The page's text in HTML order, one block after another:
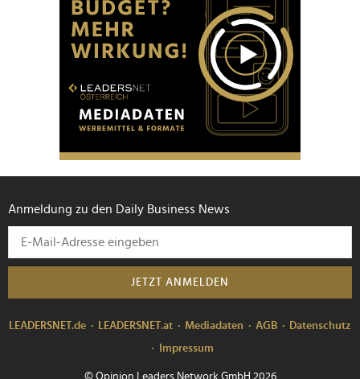
Anmeldung zu den Daily Business News
JETZT ANMELDEN
LEADERSNET.de LEADERSNET.at Mediadaten AGB
Datenschutz
Impressum